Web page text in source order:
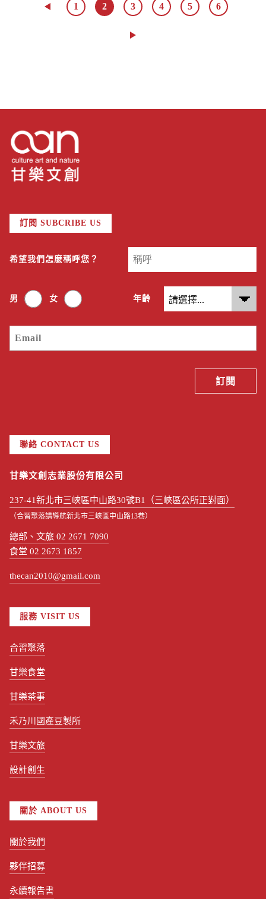
1 2 3 4 5 6
訂閱 SUBCRIBE US
希望我們怎麼稱呼您？
男 女 年齡
聯絡 CONTACT US
甘樂文創志業股份有限公司
237-41新北市三峽區中山路30號B1（三峽區公所正對面）
（合習聚落請導航新北市三峽區中山路13巷）
總部、文旅 02 2671 7090
食堂 02 2673 1857
thecan2010@gmail.com
服務 VISIT US
合習聚落
甘樂食堂
甘樂茶事
禾乃川國產豆製所
甘樂文旅
設計創生
關於 ABOUT US
關於我們
夥伴招募
永續報告書